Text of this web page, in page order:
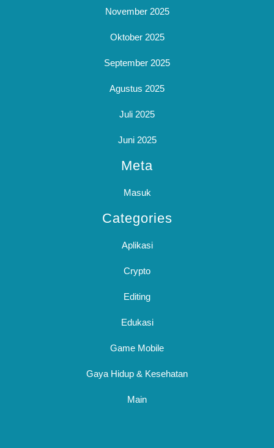
November 2025
Oktober 2025
September 2025
Agustus 2025
Juli 2025
Juni 2025
Meta
Masuk
Categories
Aplikasi
Crypto
Editing
Edukasi
Game Mobile
Gaya Hidup & Kesehatan
Main